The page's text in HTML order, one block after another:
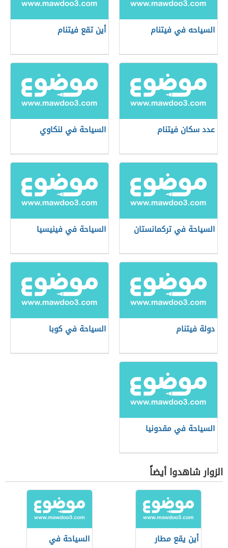
السياحه في فيتنام أين تقع فيتنام
عدد سكان فيتنام السياحة في لنكاوي
السياحة في تركمانستان السياحة في فينيسيا
دولة فيتنام السياحة في كوبا
السياحة في مقدونيا
الزوار شاهدوا أيضاً
أين يقع مطار
السياحة في